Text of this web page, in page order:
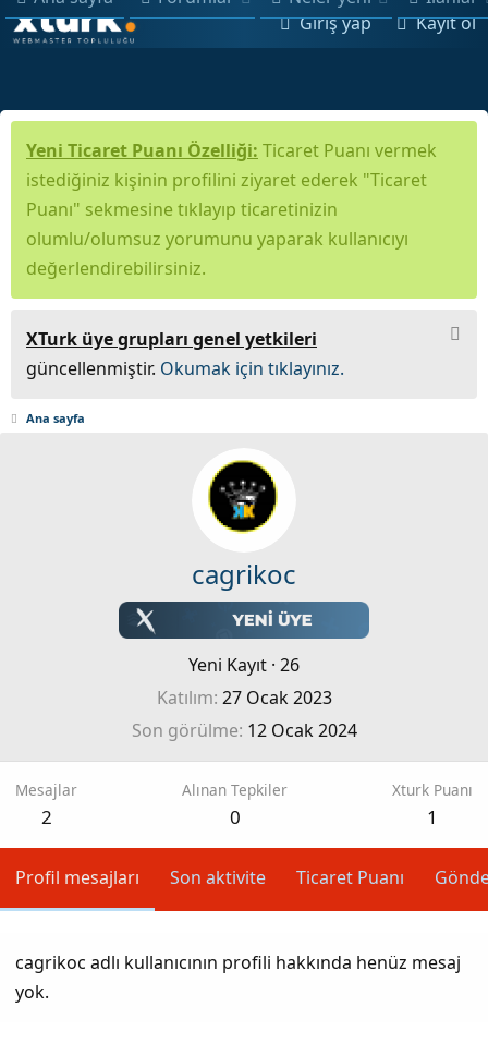
Giriş yap Kayıt ol
Yeni Ticaret Puanı Özelliği: Ticaret Puanı vermek
istediğiniz kişinin profilini ziyaret ederek "Ticaret
Puanı" sekmesine tıklayıp ticaretinizin
olumlu/olumsuz yorumunu yaparak kullanıcıyı
değerlendirebilirsiniz.
XTurk üye grupları genel yetkileri
güncellenmiştir. Okumak için tıklayınız.
Ana sayfa
cagrikoc
Yeni Kayıt · 26
Katılım 27 Ocak 2023
Son görülme 12 Ocak 2024
Mesajlar
2
Alınan Tepkiler
0
Xturk Puanı
1
Profil mesajları Son aktivite Ticaret Puanı
cagrikoc adlı kullanıcının profili hakkında henüz mesaj
yok.